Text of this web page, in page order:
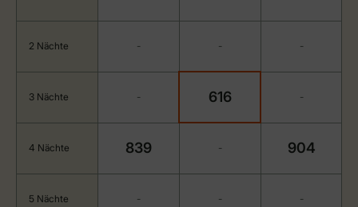
2 Nächte - - -
3 Nächte - 616 -
4 Nächte 839 - 904
5 Nächte - - -